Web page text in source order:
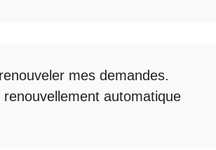
mes demandes.
renouvellement automatique